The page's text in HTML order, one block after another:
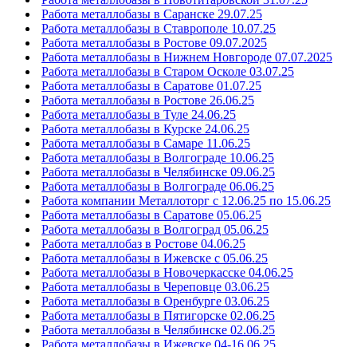
Работа металлобазы в Саранске 29.07.25
Работа металлобазы в Ставрополе 10.07.25
Работа металлобазы в Ростове 09.07.2025
Работа металлобазы в Нижнем Новгороде 07.07.2025
Работа металлобазы в Старом Осколе 03.07.25
Работа металлобазы в Саратове 01.07.25
Работа металлобазы в Ростове 26.06.25
Работа металлобазы в Туле 24.06.25
Работа металлобазы в Курске 24.06.25
Работа металлобазы в Самаре 11.06.25
Работа металлобазы в Волгограде 10.06.25
Работа металлобазы в Челябинске 09.06.25
Работа металлобазы в Волгограде 06.06.25
Работа компании Металлоторг с 12.06.25 по 15.06.25
Работа металлобазы в Саратове 05.06.25
Работа металлобазы в Волгоград 05.06.25
Работа металлобаз в Ростове 04.06.25
Работа металлобазы в Ижевске с 05.06.25
Работа металлобазы в Новочеркасске 04.06.25
Работа металлобазы в Череповце 03.06.25
Работа металлобазы в Оренбурге 03.06.25
Работа металлобазы в Пятигорске 02.06.25
Работа металлобазы в Челябинске 02.06.25
Работа металлобазы в Ижевске 04-16.06.25